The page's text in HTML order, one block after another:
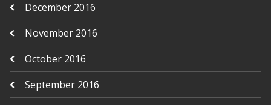
December 2016
November 2016
October 2016
September 2016